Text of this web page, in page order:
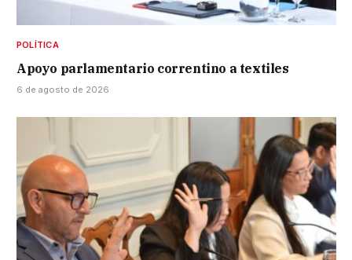
POLÍTICA
Apoyo parlamentario correntino a textiles
6 de agosto de 2026